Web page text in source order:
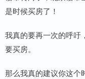
是时候买房了！
我真的要再一次的呼吁
要买房。
那么我真的建议你这个